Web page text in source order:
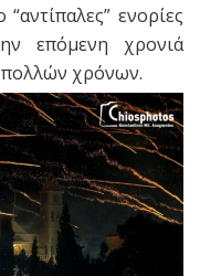
ενορίες
επόμενη χρονιά
πολλών χρόνων.